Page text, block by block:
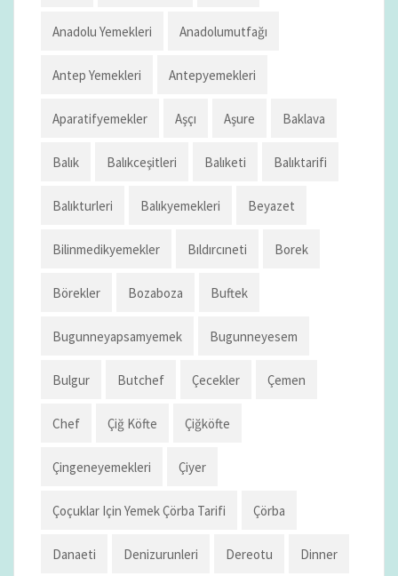
Anadolu Yemekleri Anadolumutfağı
Antep Yemekleri Antepyemekleri
Aparatifyemekler Aşçı Aşure Baklava
Balık Balıkceşitleri Balıketi Balıktarifi
Balıkturleri Balıkyemekleri Beyazet
Bilinmedikyemekler Bıldırcıneti Borek
Börekler Bozaboza Buftek
Bugunneyapsamyemek Bugunneyesem
Bulgur Butchef Çecekler Çemen
Chef Çiğ Köfte Çiğköfte
Çingeneyemekleri Çiyer
Çoçuklar Için Yemek Çörba Tarifi Çörba
Danaeti Denizurunleri Dereotu Dinner